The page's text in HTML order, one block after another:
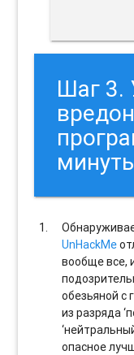
Шаг 3.
UnHackMe
вообще все,
обезьяной с
из разряда
опасное